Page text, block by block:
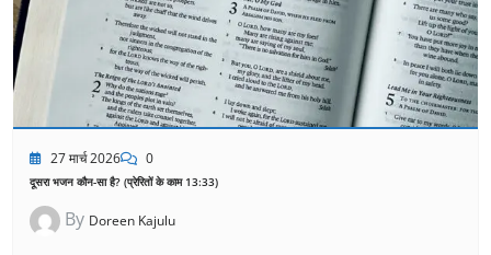
27 मार्च 2026 0
दूसरा भजन कौन-सा है? (प्रेरितों के काम 13:33)
By Doreen Kajulu